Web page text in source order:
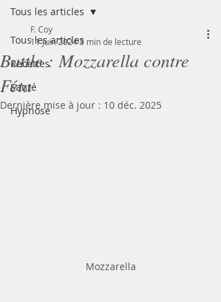
Tous les articles
Recettes
Santé
Hypnose
Tous les articles
Battle : Mozzarella contre
Féta
F. Coy
11 juin 20243 min de lecture
Dernière mise à jour : 10 déc. 2025
Mozzarella